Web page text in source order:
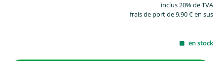
inclus 20% de TVA
frais de port de 9,90 € en sus
en stock